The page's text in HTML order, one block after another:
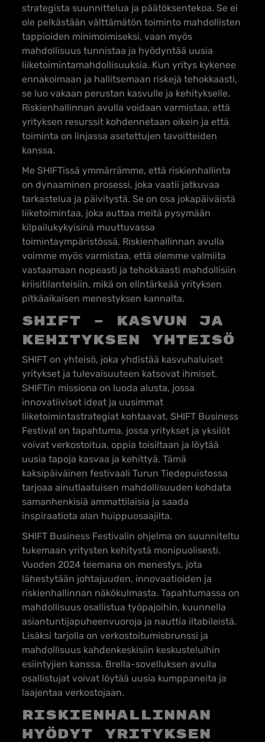
strategista suunnittelua ja päätöksentekoa. Se ei
ole pelkästään välttämätön toiminto mahdollisten
tappioiden minimoimiseksi, vaan myös
mahdollisuus tunnistaa ja hyödyntää uusia
liiketoimintamahdollisuuksia. Kun yritys kykenee
ennakoimaan ja hallitsemaan riskejä tehokkaasti,
se luo vakaan perustan kasvulle ja kehitykselle.
Riskienhallinnan avulla voidaan varmistaa, että
yrityksen resurssit kohdennetaan oikein ja että
toiminta on linjassa asetettujen tavoitteiden
kanssa.
Me SHIFTissä ymmärrämme, että riskienhallinta
on dynaaminen prosessi, joka vaatii jatkuvaa
tarkastelua ja päivitystä. Se on osa jokapäiväistä
liiketoimintaa, joka auttaa meitä pysymään
kilpailukykyisinä muuttuvassa
toimintaympäristössä. Riskienhallinnan avulla
voimme myös varmistaa, että olemme valmiita
vastaamaan nopeasti ja tehokkaasti mahdollisiin
kriisitilanteisiin, mikä on elintärkeää yrityksen
pitkäaikaisen menestyksen kannalta.
SHIFT – Kasvun ja
kehityksen yhteisö
SHIFT on yhteisö, joka yhdistää kasvuhaluiset
yritykset ja tulevaisuuteen katsovat ihmiset.
SHIFTin missiona on luoda alusta, jossa
innovatiiviset ideat ja uusimmat
liiketoimintastrategiat kohtaavat. SHIFT Business
Festival on tapahtuma, jossa yritykset ja yksilöt
voivat verkostoitua, oppia toisiltaan ja löytää
uusia tapoja kasvaa ja kehittyä. Tämä
kaksipäiväinen festivaali Turun Tiedepuistossa
tarjoaa ainutlaatuisen mahdollisuuden kohdata
samanhenkisiä ammattilaisia ja saada
inspiraatiota alan huippuosaajilta.
SHIFT Business Festivalin ohjelma on suunniteltu
tukemaan yritysten kehitystä monipuolisesti.
Vuoden 2024 teemana on menestys, jota
lähestytään johtajuuden, innovaatioiden ja
riskienhallinnan näkökulmasta. Tapahtumassa on
mahdollisuus osallistua työpajoihin, kuunnella
asiantuntijapuheenvuoroja ja nauttia iltabileistä.
Lisäksi tarjolla on verkostoitumisbrunssi ja
mahdollisuus kahdenkeskisiin keskusteluihin
esiintyjien kanssa. Brella-sovelluksen avulla
osallistujat voivat löytää uusia kumppaneita ja
laajentaa verkostojaan.
Riskienhallinnan
hyödyt yrityksen